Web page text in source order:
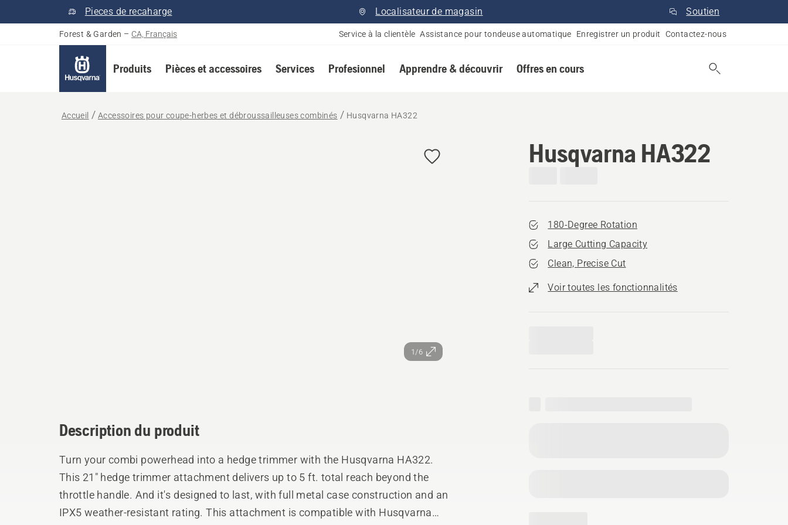
Pieces de recaharge Localisateur de magasin Soutien
Forest & Garden – CA, Français Service à la clientèle Assistance pour tondeuse automatique Enregistrer un produit Contactez-nous
Produits Pièces et accessoires Services Profesionnel Apprendre & découvrir Offres en cours
Accueil Accessoires pour coupe-herbes et débroussailleuses combinés Husqvarna HA322
1/6
Husqvarna HA322
180-Degree Rotation
Large Cutting Capacity
Clean, Precise Cut
Voir toutes les fonctionnalités
Description du produit
Turn your combi powerhead into a hedge trimmer with the Husqvarna HA322.
This 21" hedge trimmer attachment delivers up to 5 ft. total reach beyond the
throttle handle. And it's designed to last, with full metal case construction and an
IPX5 weather-resistant rating. This attachment is compatible with Husqvarna